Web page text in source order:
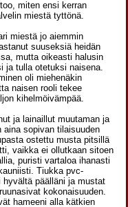
miten ensi kerran
miestä tyttönä.
miestä jo aiemmin
suuseksiä heidän
mutta oikeasti halusin
ja tulla otetuksi naisena.
oli miehenäkin
naisen rooli tekee
kihelmöivämpää.
ja lainaillut muutaman ja
aina sopivan tilaisuuden
ostettu musta pitsillä
vaikka ei ollutkaan sitoen
puristi vartaloa ihanasti
Tiukka pvc-
hyvältä päälläni ja mustat
kokonaisuuden.
hameeni alla kätkien